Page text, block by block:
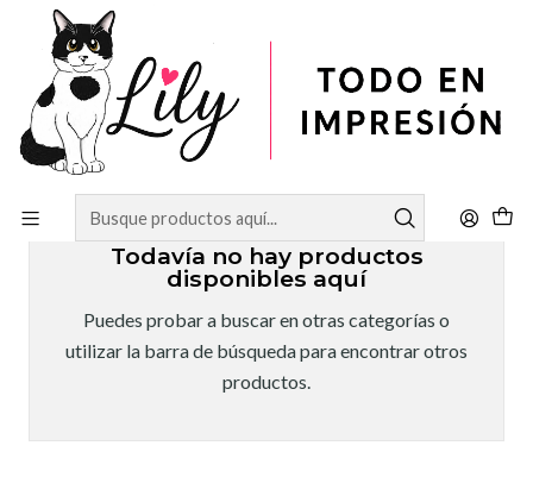
Inicio TINTAS
Tintas Pigmentadas
Todavía no hay productos
disponibles aquí
Puedes probar a buscar en otras categorías o
utilizar la barra de búsqueda para encontrar otros
productos.